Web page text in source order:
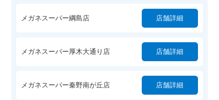
メガネスーパー綱島店 店舗詳細
メガネスーパー厚木大通り店 店舗詳細
メガネスーパー秦野南が丘店 店舗詳細